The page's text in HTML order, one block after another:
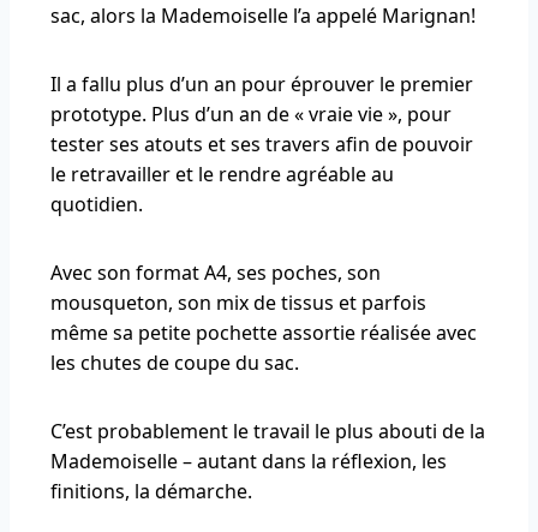
sac, alors la Mademoiselle l’a appelé Marignan!
Il a fallu plus d’un an pour éprouver le premier
prototype. Plus d’un an de « vraie vie », pour
tester ses atouts et ses travers afin de pouvoir
le retravailler et le rendre agréable au
quotidien.
Avec son format A4, ses poches, son
mousqueton, son mix de tissus et parfois
même sa petite pochette assortie réalisée avec
les chutes de coupe du sac.
C’est probablement le travail le plus abouti de la
Mademoiselle – autant dans la réflexion, les
finitions, la démarche.